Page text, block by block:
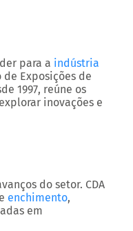
para a indústria
de Exposições de
1997, reúne os
inovações e
do setor. CDA
enchimento,
em